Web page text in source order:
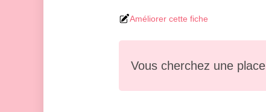
Améliorer cette fiche
Vous cherchez une